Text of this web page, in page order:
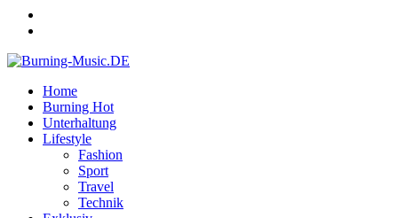
Home
Burning Hot
Unterhaltung
Lifestyle
Fashion
Sport
Travel
Technik